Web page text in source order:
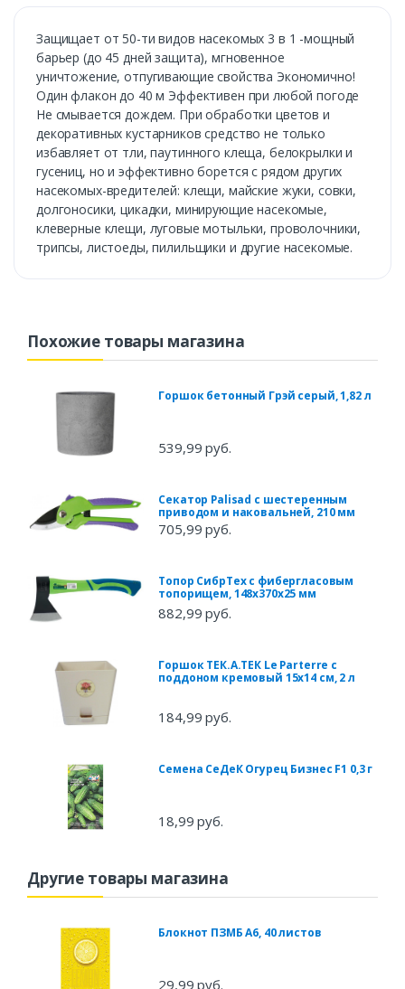
Защищает от 50-ти видов насекомых 3 в 1 -мощный
барьер (до 45 дней защита), мгновенное
уничтожение, отпугивающие свойства Экономично!
Один флакон до 40 м Эффективен при любой погоде
Не смывается дождем. При обработки цветов и
декоративных кустарников средство не только
избавляет от тли, паутинного клеща, белокрылки и
гусениц, но и эффективно борется с рядом других
насекомых-вредителей: клещи, майские жуки, совки,
долгоносики, цикадки, минирующие насекомые,
клеверные клещи, луговые мотыльки, проволочники,
трипсы, листоеды, пилильщики и другие насекомые.
Похожие товары магазина
Горшок бетонный Грэй серый, 1,82 л
539,99 руб.
Секатор Palisad с шестеренным
приводом и наковальней, 210 мм
705,99 руб.
Топор СибрТех с фибергласовым
топорищем, 148х370х25 мм
882,99 руб.
Горшок ТЕК.А.ТЕК Le Parterre с
поддоном кремовый 15х14 см, 2 л
184,99 руб.
Семена СеДеК Огурец Бизнес F1 0,3 г
18,99 руб.
Другие товары магазина
Блокнот ПЗМБ А6, 40 листов
29,99 руб.